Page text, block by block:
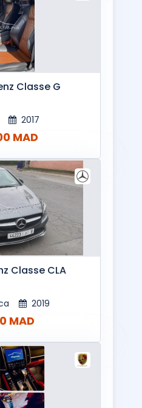
Classe G
2017
MAD
Classe CLA
2019
MAD